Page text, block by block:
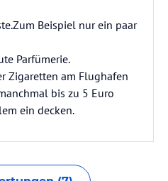
Beispiel nur ein paar
Parfümerie.
Zigaretten am Flughafen
bis zu 5 Euro
ein decken.